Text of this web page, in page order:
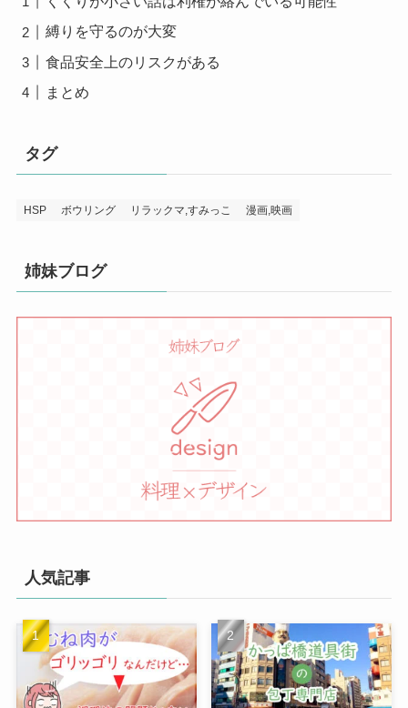
縛りを守るのが大変
食品安全上のリスクがある
まとめ
タグ
HSP ボウリング リラックマ,すみっこ 漫画,映画
姉妹ブログ
人気記事